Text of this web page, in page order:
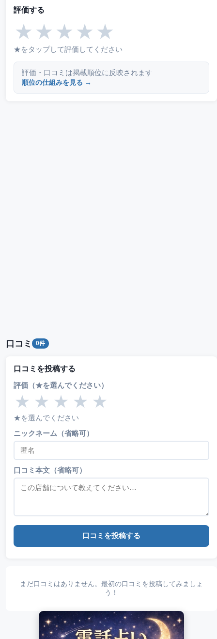
評価する
★ ★ ★ ★ ★
★をタップして評価してください
評価・口コミは掲載順位に反映されます
順位の仕組みを見る →
口コミ 0件
口コミを投稿する
評価（★を選んでください）
★ ★ ★ ★ ★
★を選んでください
ニックネーム（省略可）
口コミ本文（省略可）
口コミを投稿する
まだ口コミはありません。最初の口コミを投稿してみましょ
う！